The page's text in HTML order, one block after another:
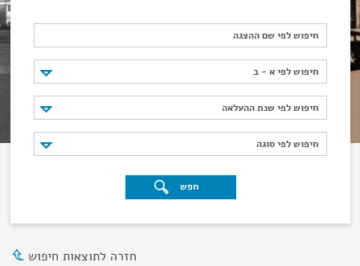
חיפוש לפי שם ההצגה
חיפוש לפי א - ב
חיפוש לפי א - ב
חיפוש לפי שנת ההעלאה
חיפוש לפי שנת ההעלאה
חיפוש לפי סוגה
חיפוש לפי סוגה
חפש
חזרה לתוצאות חיפוש